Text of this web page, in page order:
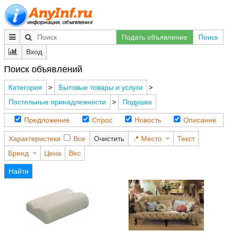
Подать объявление
Поиск
Вход
Поиск объявлений
Категория > Бытовые товары и услуги
>
Постельные принадлежности
> Подушка
Предложение Спрос Новость Описание
Характеристики Все Очистить Место
Текст
Бренд
Цена Вес
Найти